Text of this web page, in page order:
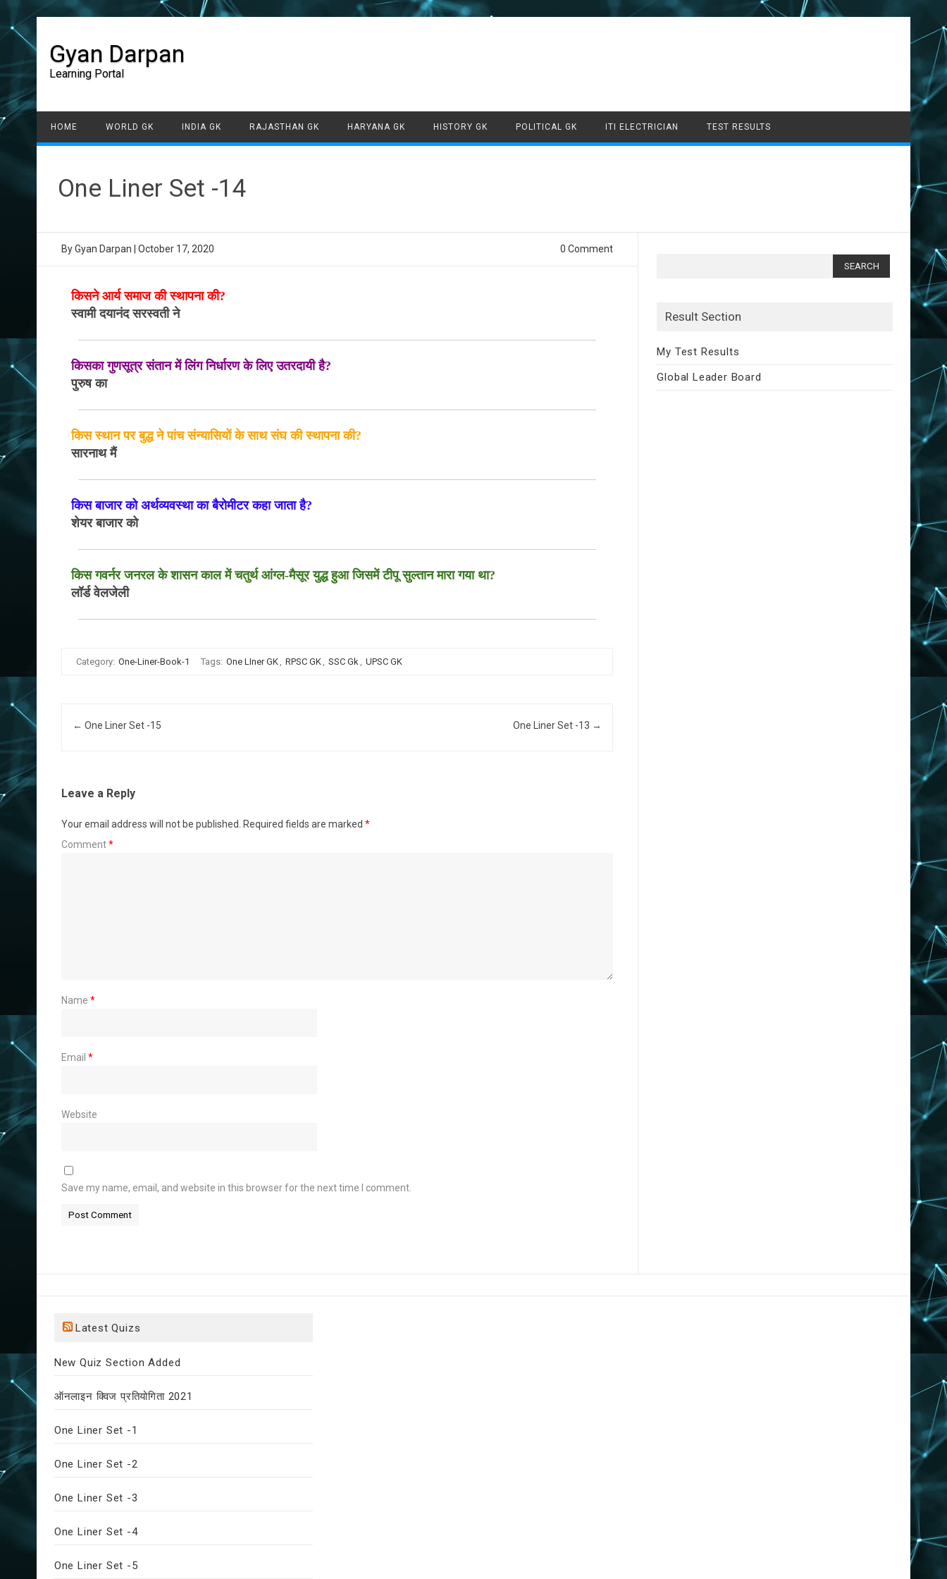
Gyan Darpan
Learning Portal
Skip to content
HOME WORLD GK INDIA GK RAJASTHAN GK HARYANA GK HISTORY GK POLITICAL GK ITI ELECTRICIAN TEST RESULTS
One Liner Set -14
ByGyan Darpan October 17, 2020 0 Comment
किसने आर्य समाज की स्थापना की?
स्वामी दयानंद सरस्वती ने
किसका गुणसूत्र संतान में लिंग निर्धारण के लिए उतरदायी है?
पुरुष का
किस स्थान पर बुद्ध ने पांच संन्यासियों के साथ संघ की स्थापना की?
सारनाथ मैं
किस बाजार को अर्थव्यवस्था का बैरोमीटर कहा जाता है?
शेयर बाजार को
किस गवर्नर जनरल के शासन काल में चतुर्थ आंग्ल-मैसूर युद्ध हुआ जिसमें टीपू सुल्तान मारा गया था?
लॉर्ड वेलजेली
Category: One-Liner-Book-1 Tags: One LIner GK, RPSC GK, SSC Gk, UPSC GK
Post navigation
← One Liner Set -15 One Liner Set -13 →
Leave a Reply
Your email address will not be published. Required fields are marked *
Comment*
Name *
Email *
Website
Save my name, email, and website in this browser for the next time I comment.
Result Section
My Test Results
Global Leader Board
Latest Quizs
New Quiz Section Added
ऑनलाइन क्विज प्रतियोगिता 2021
One Liner Set -1
One Liner Set -2
One Liner Set -3
One Liner Set -4
One Liner Set -5